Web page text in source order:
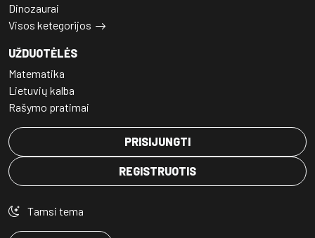
Dinozaurai
Visos ketegorijos
UŽDUOTĖLĖS
Matematika
Lietuvių kalba
Rašymo pratimai
PRISIJUNGTI
REGISTRUOTIS
Tamsi tema